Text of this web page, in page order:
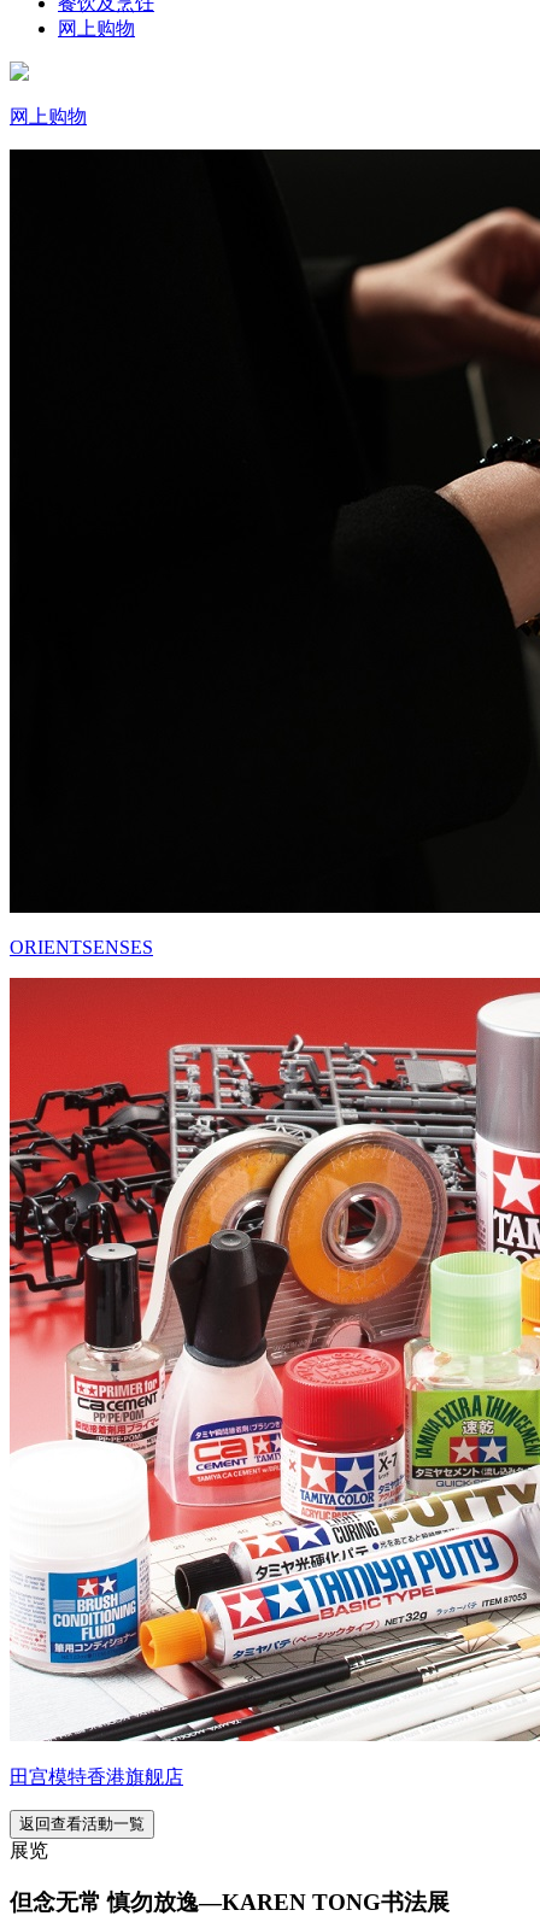
网上购物
网上购物
ORIENTSENSES
田宫模特香港旗舰店
返回查看活動一覧
展览
但念无常 慎勿放逸—KAREN TONG书法展